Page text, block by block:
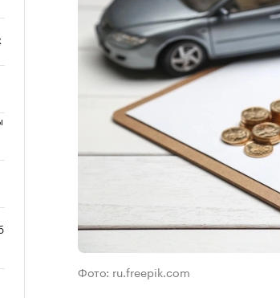
Фото: ru.freepik.com